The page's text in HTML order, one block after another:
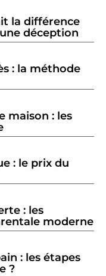
la différence
déception
: la méthode
maison : les
: le prix du
: les
moderne
: les étapes
?